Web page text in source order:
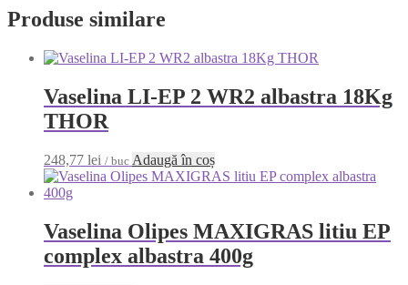
Produse similare
Vaselina LI-EP 2 WR2 albastra 18Kg
THOR
248,77 lei / buc Adaugă în coș
Vaselina Olipes MAXIGRAS litiu EP
complex albastra 400g